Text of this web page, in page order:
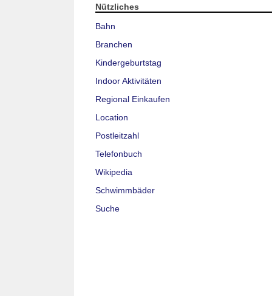
Nützliches
Bahn
Branchen
Kindergeburtstag
Indoor Aktivitäten
Regional Einkaufen
Location
Postleitzahl
Telefonbuch
Wikipedia
Schwimmbäder
Suche